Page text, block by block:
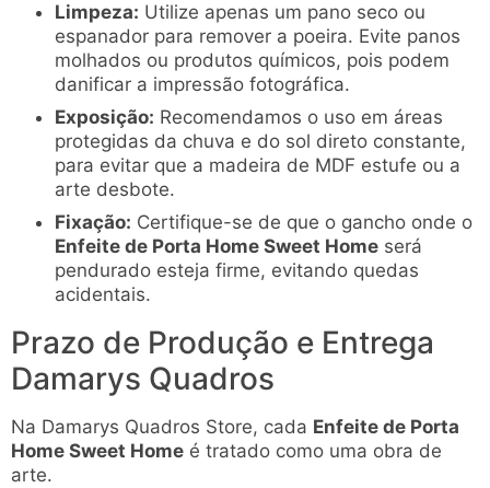
Limpeza: Utilize apenas um pano seco ou
espanador para remover a poeira. Evite panos
molhados ou produtos químicos, pois podem
danificar a impressão fotográfica.
Exposição: Recomendamos o uso em áreas
protegidas da chuva e do sol direto constante,
para evitar que a madeira de MDF estufe ou a
arte desbote.
Fixação: Certifique-se de que o gancho onde o
Enfeite de Porta Home Sweet Home será
pendurado esteja firme, evitando quedas
acidentais.
Prazo de Produção e Entrega
Damarys Quadros
Na Damarys Quadros Store, cada Enfeite de Porta
Home Sweet Home é tratado como uma obra de
arte.